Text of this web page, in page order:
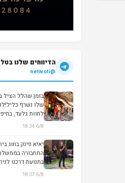
הדיווחים שלנו
@netivoti
בזמן שהלל הציל
שלו נשרף
לחוות גלעד,
6/8 18:34
יאיא פינק בחוג
התחבורה
בתנועת דרכנו
ביו"ש לפי השא...
6/8 18:07